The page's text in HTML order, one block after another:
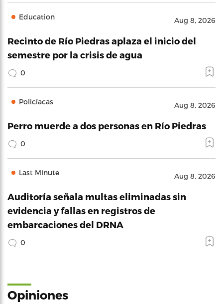
Education Aug 8, 2026
Recinto de Río Piedras aplaza el inicio del
semestre por la crisis de agua
0
Policíacas Aug 8, 2026
Perro muerde a dos personas en Río Piedras
0
Last Minute Aug 8, 2026
Auditoría señala multas eliminadas sin
evidencia y fallas en registros de
embarcaciones del DRNA
0
Opiniones